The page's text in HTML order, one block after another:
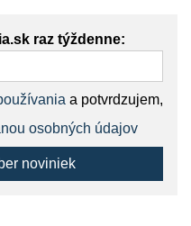
raz týždenne:
a potvrdzujem,
osobných údajov
noviniek